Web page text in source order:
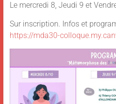
Le mercredi 8, Jeudi 9 et
Sur inscription. Infos et
https://mda30-